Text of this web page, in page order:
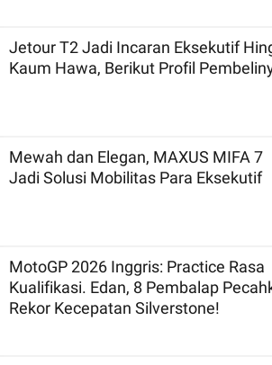
Jetour T2 Jadi Incaran Eksekutif
Kaum Hawa, Berikut Profil
Mewah dan Elegan, MAXUS MIFA 7
Jadi Solusi Mobilitas Para Eksekutif
MotoGP 2026 Inggris: Practice Rasa
Kualifikasi. Edan, 8 Pembalap
Rekor Kecepatan Silverstone!